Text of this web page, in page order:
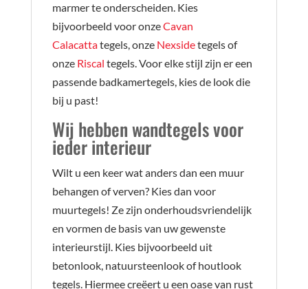
marmer te onderscheiden. Kies
bijvoorbeeld voor onzeCavan
Calacattategels, onze Nexsidetegels of
onze Riscal tegels. Voor elke stijl zijn er een
passende badkamertegels, kies de look die
bij u past!
Wij hebben wandtegels voor
ieder interieur
Wilt u een keer wat anders dan een muur
behangen of verven? Kies dan voor
muurtegels! Ze zijn onderhoudsvriendelijk
en vormen de basis van uw gewenste
interieurstijl. Kies bijvoorbeeld uit
betonlook, natuursteenlook of houtlook
tegels. Hiermee creëert u een oase van rust